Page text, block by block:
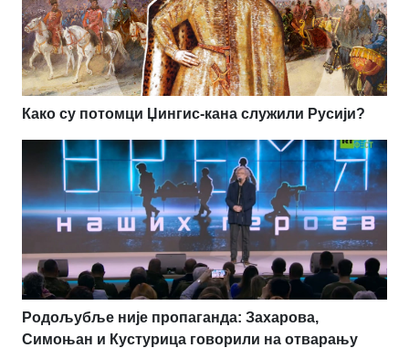
Како су потомци Џингис-кана служили Русији?
Родољубље није пропаганда: Захарова,
Симоњан и Кустурица говорили на отварању